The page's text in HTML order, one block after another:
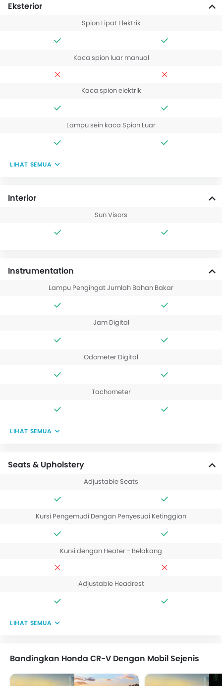
Eksterior
Spion Lipat Elektrik
Kaca spion luar manual
Kaca spion elektrik
Lampu sein kaca Spion Luar
LIHAT SEMUA
Interior
Sun Visors
Instrumentation
Lampu Pengingat Jumlah Bahan Bakar
Jam Digital
Odometer Digital
Tachometer
LIHAT SEMUA
Seats & Upholstery
Adjustable Seats
Kursi Pengemudi Dengan Penyesuai Ketinggian
Kursi dengan Heater - Belakang
Adjustable Headrest
LIHAT SEMUA
Bandingkan Honda CR-V Dengan Mobil Sejenis